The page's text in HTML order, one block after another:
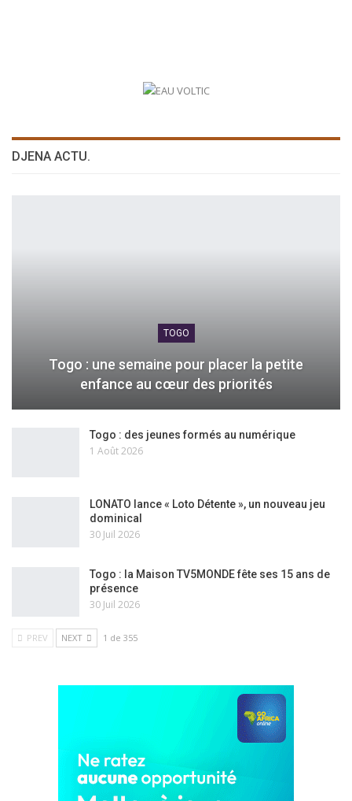
DJENA ACTU.
TOGO
Togo : une semaine pour placer la petite
enfance au cœur des priorités
Togo : des jeunes formés au numérique
1 Août 2026
LONATO lance « Loto Détente », un nouveau jeu
dominical
30 Juil 2026
Togo : la Maison TV5MONDE fête ses 15 ans de
présence
30 Juil 2026
PREV NEXT 1 de 355